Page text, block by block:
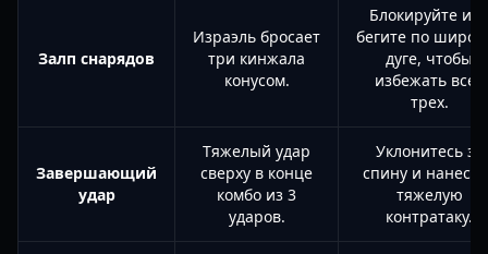
Залп снарядов
Израэль бросает
три кинжала
конусом.
Блокируйте
бегите по
дуге, чтобы
избежать всех
трех.
Завершающий
удар
Тяжелый удар
сверху в конце
комбо из 3
ударов.
Уклонитесь за
спину и
тяжелую
контратаку.